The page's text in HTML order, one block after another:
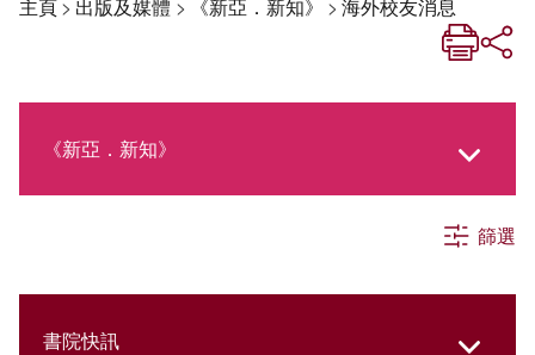
主頁> 出版及媒體 > 《新亞．新知》 > 海外校友消息
《新亞．新知》
社交媒體專欄
篩選
書院快訊